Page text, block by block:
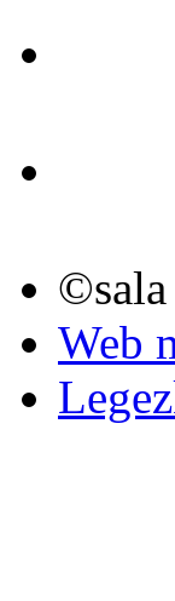
©sala
Web